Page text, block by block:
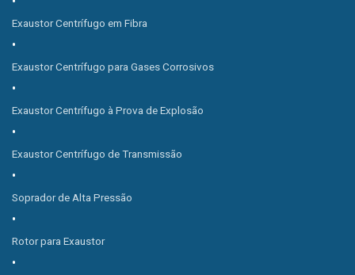
Exaustor Centrífugo em Fibra
Exaustor Centrífugo para Gases Corrosivos
Exaustor Centrífugo à Prova de Explosão
Exaustor Centrífugo de Transmissão
Soprador de Alta Pressão
Rotor para Exaustor